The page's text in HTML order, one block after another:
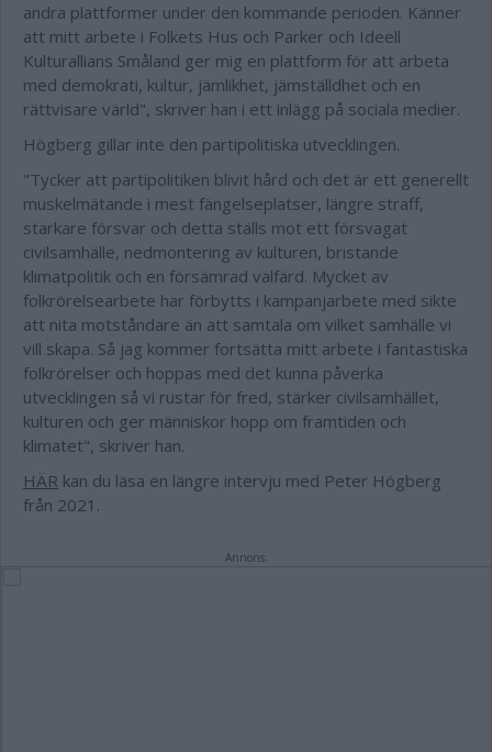
andra plattformer under den kommande perioden. Känner
att mitt arbete i Folkets Hus och Parker och Ideell
Kulturallians Småland ger mig en plattform för att arbeta
med demokrati, kultur, jämlikhet, jämställdhet och en
rättvisare värld", skriver han i ett inlägg på sociala medier.
Högberg gillar inte den partipolitiska utvecklingen.
"Tycker att partipolitiken blivit hård och det är ett generellt
muskelmätande i mest fängelseplatser, längre straff,
starkare försvar och detta ställs mot ett försvagat
civilsamhälle, nedmontering av kulturen, bristande
klimatpolitik och en försämrad välfärd. Mycket av
folkrörelsearbete har förbytts i kampanjarbete med sikte
att nita motståndare än att samtala om vilket samhälle vi
vill skapa. Så jag kommer fortsätta mitt arbete i fantastiska
folkrörelser och hoppas med det kunna påverka
utvecklingen så vi rustar för fred, stärker civilsamhället,
kulturen och ger människor hopp om framtiden och
klimatet", skriver han.
HÄR kan du läsa en längre intervju med Peter Högberg
från 2021.
Annons: